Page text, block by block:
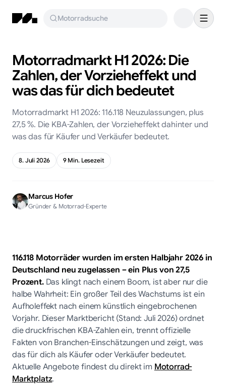
Motorradsuche
Motorradmarkt H1 2026: Die
Zahlen, der Vorzieheffekt und
was das für dich bedeutet
Motorradmarkt H1 2026: 116.118 Neuzulassungen, plus
27,5 %. Die KBA-Zahlen, der Vorzieheffekt dahinter und
was das für Käufer und Verkäufer bedeutet.
8. Juli 2026 9Min. Lesezeit
Marcus Hofer
Gründer & Motorrad-Experte
116.118 Motorräder wurden im ersten Halbjahr 2026 in
Deutschland neu zugelassen – ein Plus von 27,5
Prozent.Das klingt nach einem Boom, ist aber nur die
halbe Wahrheit: Ein großer Teil des Wachstums ist ein
Aufholeffekt nach einem künstlich eingebrochenen
Vorjahr. Dieser Marktbericht (Stand: Juli 2026) ordnet
die druckfrischen KBA-Zahlen ein, trennt offizielle
Fakten von Branchen-Einschätzungen und zeigt, was
das für dich als Käufer oder Verkäufer bedeutet.
Aktuelle Angebote findest du direkt imMotorrad-
Marktplatz.